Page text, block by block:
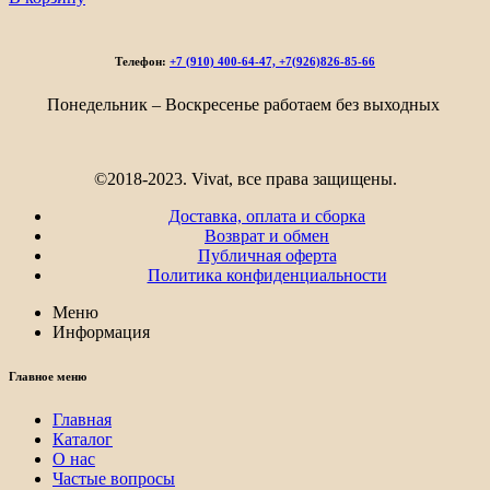
Телефон: +7 (910) 400-64-47, +7(926)826-85-66
Понедельник – Воскресенье работаем без выходных
©2018-2023. Vivat, все права защищены.
Доставка, оплата и сборка
Возврат и обмен
Публичная оферта
Политика конфиденциальности
Меню
Информация
Главное меню
Главная
Каталог
О нас
Частые вопросы